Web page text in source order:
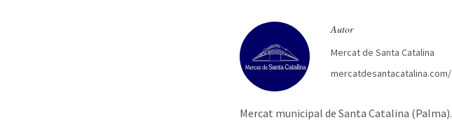
Autor
Mercat de Santa Catalina
mercatdesantacatalina.com/
Mercat municipal de Santa Catalina (Palma).